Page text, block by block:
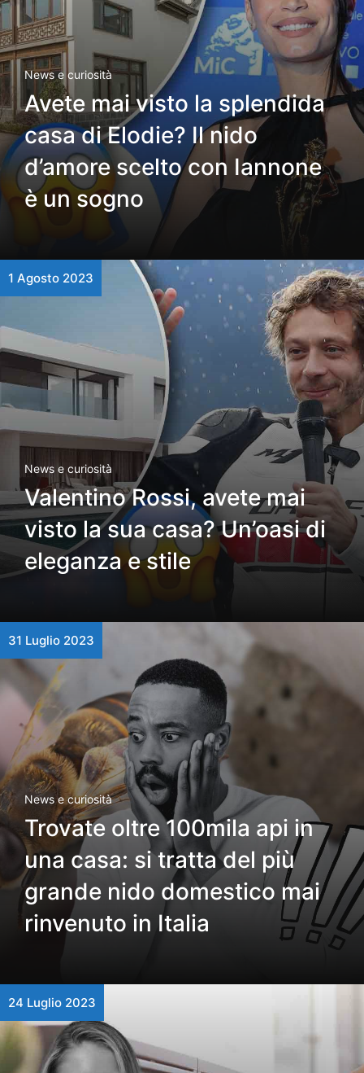
News e curiosità
Avete mai visto la splendida
casa di Elodie? Il nido
d’amore scelto con Iannone
è un sogno
1 Agosto 2023
News e curiosità
Valentino Rossi, avete mai
visto la sua casa? Un’oasi di
eleganza e stile
31 Luglio 2023
News e curiosità
Trovate oltre 100mila api in
una casa: si tratta del più
grande nido domestico mai
rinvenuto in Italia
24 Luglio 2023